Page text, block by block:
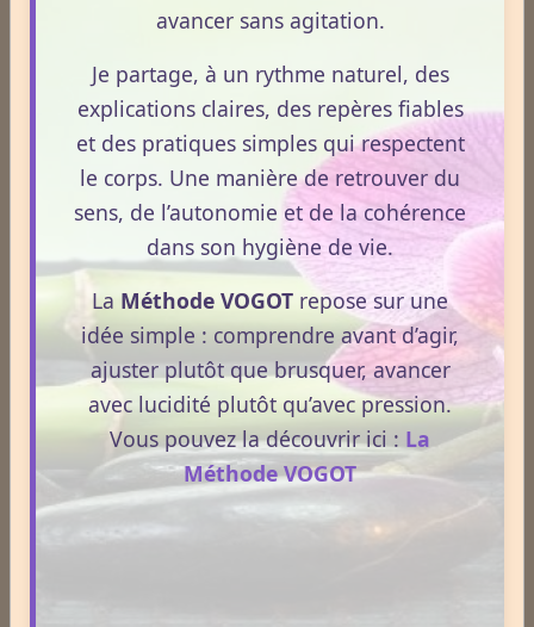
Asthme
Médecines Douces
Actinologie
Acupuncture
Aérothérapie
avancer sans agitation.
Je partage, à un rythme naturel, des
explications claires, des repères fiables
et des pratiques simples qui respectent
le corps. Une manière de retrouver du
sens, de l’autonomie et de la cohérence
dans son hygiène de vie.
La Méthode VOGOT repose sur une
idée simple : comprendre avant d’agir,
ajuster plutôt que brusquer, avancer
avec lucidité plutôt qu’avec pression.
Vous pouvez la découvrir ici : La
Méthode VOGOT